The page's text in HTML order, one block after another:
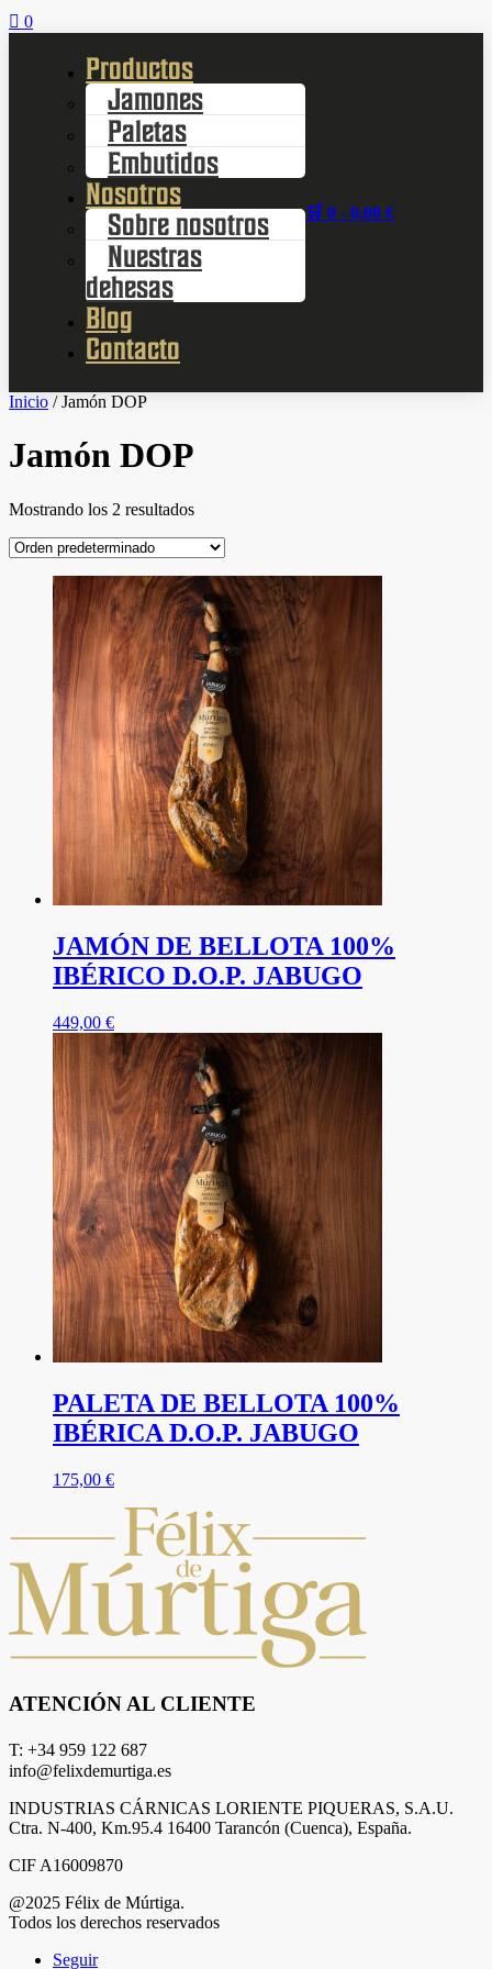
 0
Productos
Jamones
Paletas
Embutidos
Nosotros
Sobre nosotros
Nuestras
dehesas
Blog
Contacto
🛒 0 - 0,00 €
Inicio / Jamón DOP
Jamón DOP
Mostrando los 2 resultados
JAMÓN DE BELLOTA 100%
IBÉRICO D.O.P. JABUGO
449,00 €
PALETA DE BELLOTA 100%
IBÉRICA D.O.P. JABUGO
175,00 €
ATENCIÓN AL CLIENTE
T: +34 959 122 687
info@felixdemurtiga.es
INDUSTRIAS CÁRNICAS LORIENTE PIQUERAS, S.A.U.
Ctra. N-400, Km.95.4 16400 Tarancón (Cuenca), España.
CIF A16009870
@2025 Félix de Múrtiga.
Todos los derechos reservados
Seguir